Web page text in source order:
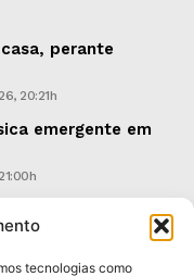
tecnologias como
perante
20:21h
emergente em